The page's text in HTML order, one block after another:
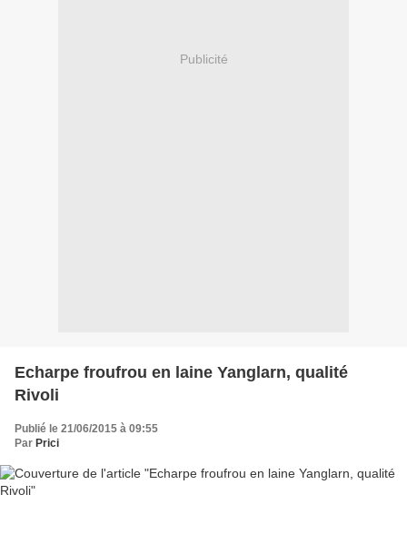
Publicité
Echarpe froufrou en laine Yanglarn, qualité
Rivoli
Publié le 21/06/2015 à 09:55
Par Prici